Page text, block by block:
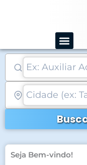
conteúdo
Seja Bem-vindo!